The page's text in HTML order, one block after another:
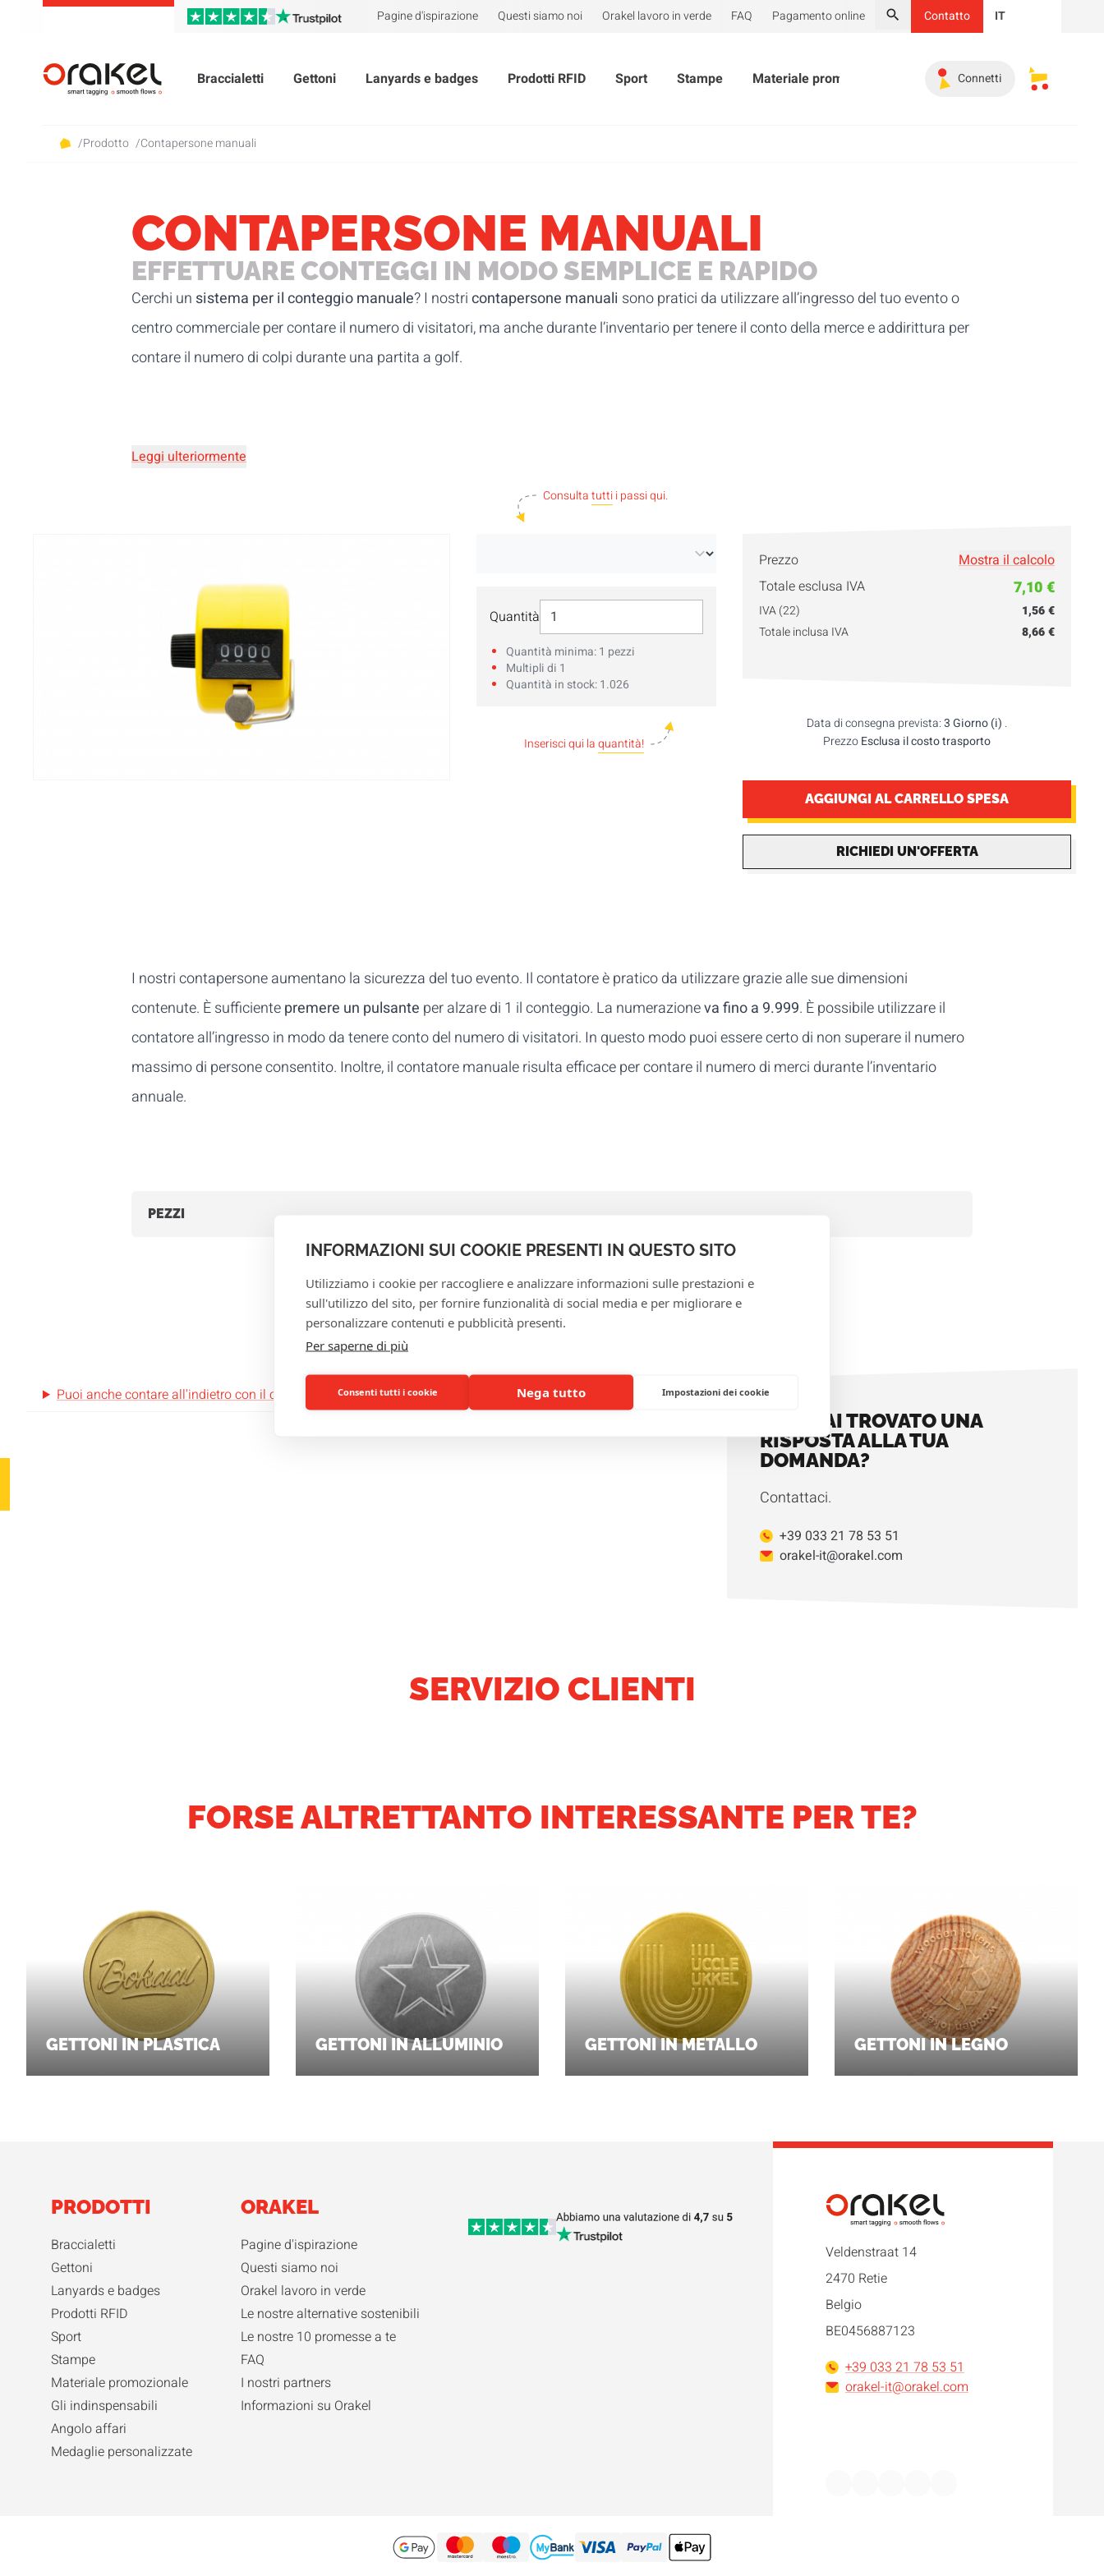
INFORMAZIONI SUI COOKIE PRESENTI IN QUESTO SITO
Utilizziamo i cookie per raccogliere e analizzare informazioni sulle prestazioni e
sull'utilizzo del sito, per fornire funzionalità di social media e per migliorare e
personalizzare contenuti e pubblicità presenti.
Per saperne di più
Consenti tutti i cookie Nega tutto Impostazioni dei cookie
Pagine d'ispirazione Questi siamo noi Orakel lavoro in verde FAQ Pagamento online
Cerca
Contatto IT
Braccialetti Gettoni Lanyards e badges Prodotti RFID Sport Stampe Materiale promozionale Gli indinspensabili
Connetti I miei
/Prodotto /Contapersone manuali
CONTAPERSONE MANUALI
EFFETTUARE CONTEGGI IN MODO SEMPLICE E RAPIDO
Cerchi un sistema per il conteggio manuale? I nostricontapersone manuali sono pratici da utilizzare all’ingresso del tuo evento o
centro commerciale per contare il numero di visitatori, ma anche durante l’inventario per tenere il conto della merce e addirittura per
contare il numero di colpi durante una partita a golf.
Leggi ulteriormente
Quantità Seleziona Quantità
Quantità minima: 1 pezzi
Multipli di 1
Quantità in stock: 1.026
Consultatuttii passi qui.
Inserisci qui laquantità!
Prezzo
Mostra il calcolo
Totale esclusa IVA
7,10 €
IVA (22)
1,56 €
Totale inclusa IVA
8,66 €
Data di consegna prevista:3 Giorno (i) .
PrezzoEsclusa il costo trasporto
AGGIUNGI AL CARRELLO SPESA
RICHIEDI UN'OFFERTA
I nostri contapersone aumentano la sicurezza del tuo evento. Il contatore è pratico da utilizzare grazie alle sue dimensioni
contenute. È sufficientepremere un pulsante per alzare di 1 il conteggio. La numerazioneva fino a 9.999. È possibile utilizzare il
contatore all’ingresso in modo da tenere conto del numero di visitatori. In questo modo puoi essere certo di non superare il numero
massimo di persone consentito. Inoltre, il contatore manuale risulta efficace per contare il numero di merci durante l’inventario
annuale.
PEZZI
DOMANDE FREQUENTI
Puoi anche contare all'indietro con il contatore?
NON HAI TROVATO UNA
RISPOSTA ALLA TUA
DOMANDA?
Contattaci.
+39 033 21 78 53 51
orakel-it@orakel.com
SERVIZIO CLIENTI
FORSE ALTRETTANTO INTERESSANTE PER TE?
GETTONI IN PLASTICA GETTONI IN ALLUMINIO GETTONI IN METALLO GETTONI IN LEGNO
PRODOTTI
Braccialetti
Gettoni
Lanyards e badges
Prodotti RFID
Sport
Stampe
Materiale promozionale
Gli indinspensabili
Angolo affari
Medaglie personalizzate
ORAKEL
Pagine d'ispirazione
Questi siamo noi
Orakel lavoro in verde
Le nostre alternative sostenibili
Le nostre 10 promesse a te
FAQ
I nostri partners
Informazioni su Orakel
Veldenstraat 14
2470 Retie
Belgio
BE0456887123
+39 033 21 78 53 51
orakel-it@orakel.com